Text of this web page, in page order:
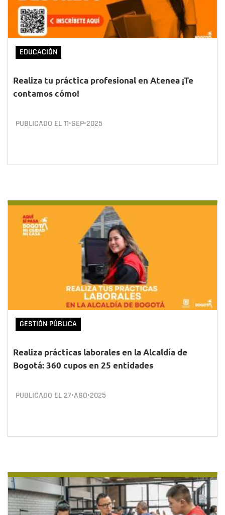
EDUCACIÓN
Realiza tu práctica profesional en Atenea ¡Te
contamos cómo!
PUBLICADO EL11•SEP•2025
GESTIÓN PÚBLICA
Realiza prácticas laborales en la Alcaldía de
Bogotá: 360 cupos en 25 entidades
PUBLICADO EL 27•AGO•2025